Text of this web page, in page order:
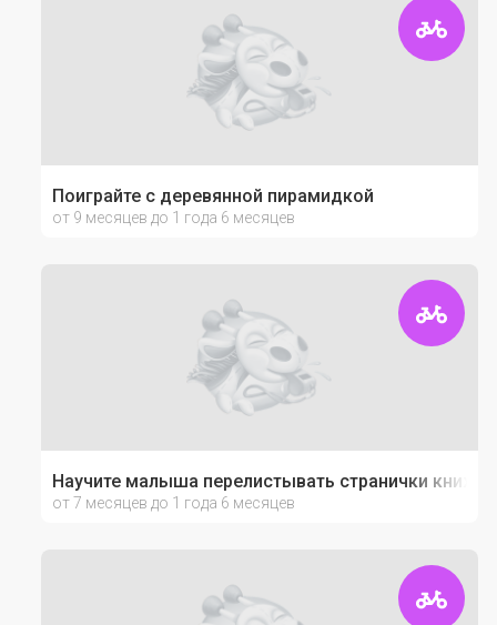
Поиграйте с деревянной пирамидкой
от 9 месяцев до 1 года 6 месяцев
Научите малыша перелистывать странички книжек
от 7 месяцев до 1 года 6 месяцев